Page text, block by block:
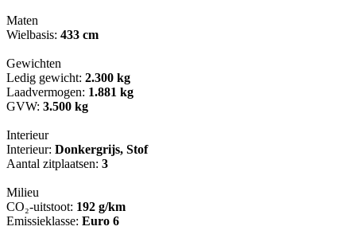
Maten
Wielbasis: 433 cm
Gewichten
Ledig gewicht: 2.300 kg
Laadvermogen: 1.881 kg
GVW: 3.500 kg
Interieur
Interieur: Donkergrijs, Stof
Aantal zitplaatsen: 3
Milieu
CO₂-uitstoot: 192 g/km
Emissieklasse: Euro 6